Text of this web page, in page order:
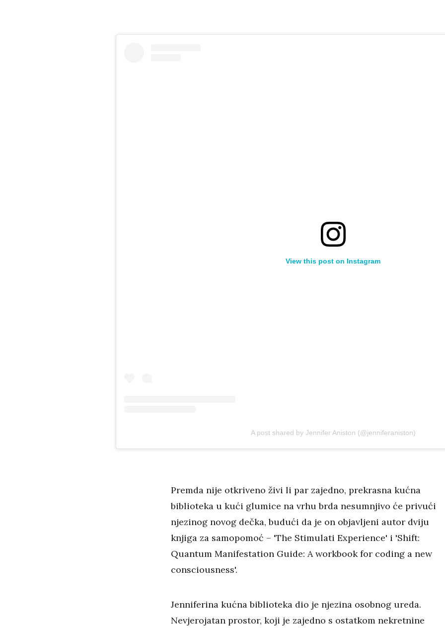
View this post on Instagram
A post shared by Jennifer Aniston (@jenniferaniston)
Premda nije otkriveno živi li par zajedno, prekrasna kućna
biblioteka u kući glumice na vrhu brda nesumnjivo će privući
njezinog novog dečka, budući da je on objavljeni autor dviju
knjiga za samopomoć – 'The Stimulati Experience' i 'Shift:
Quantum Manifestation Guide: A workbook for coding a new
consciousness'.
Jenniferina kućna biblioteka dio je njezina osobnog ureda.
Nevjerojatan prostor, koji je zajedno s ostatkom nekretnine